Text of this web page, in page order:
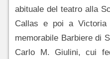
abituale del teatro alla
Callas e poi a
memorabile Barbiere di
Carlo M. Giulini, cui